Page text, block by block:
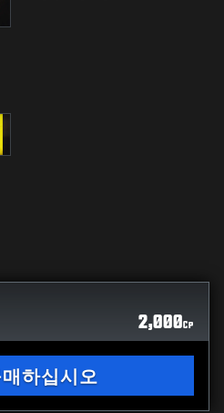
2,000CP
하십시오